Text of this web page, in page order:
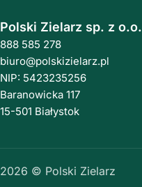
Polski Zielarz sp. z o.o.
888 585 278
biuro@polskizielarz.pl
NIP: 5423235256
Baranowicka 117
15-501 Białystok
2026 © Polski Zielarz